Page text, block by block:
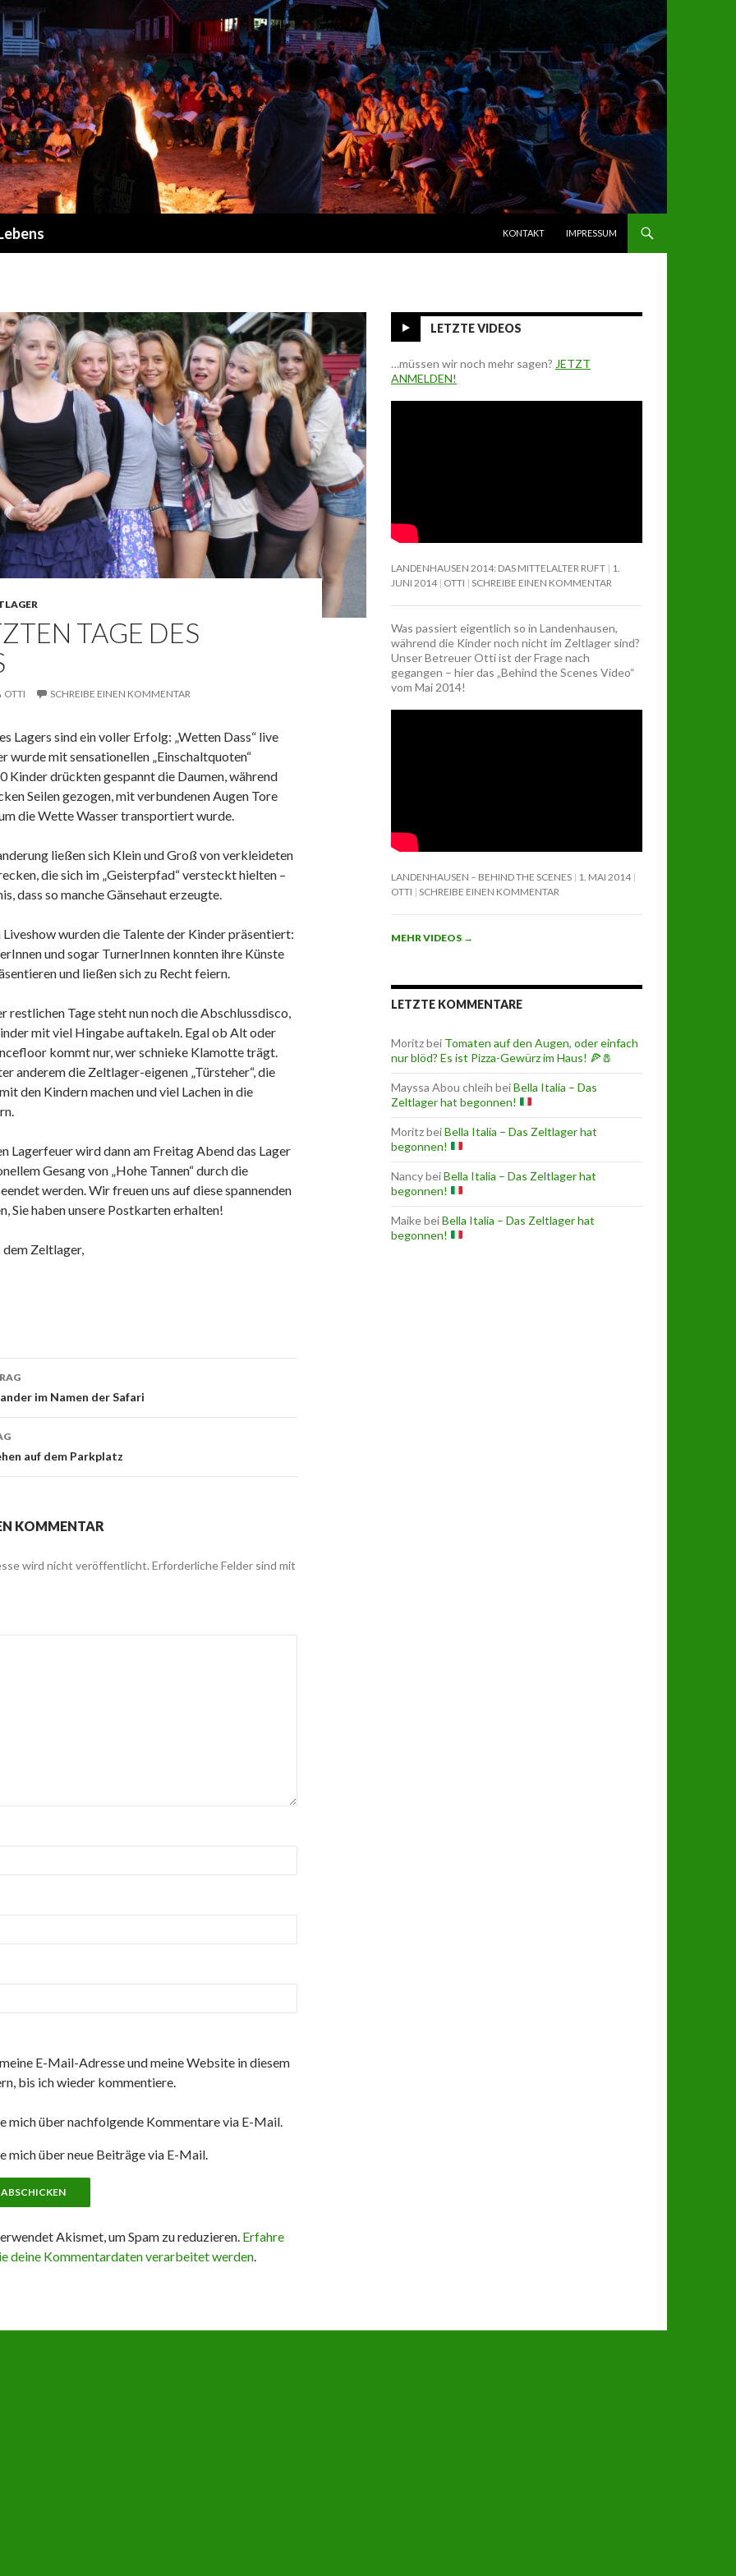
KONTAKT
IMPRESSUM
TAGE DES
OTTI SCHREIBE EINEN KOMMENTAR
Lagers sind ein voller Erfolg: „Wetten Dass“ live
wurde mit sensationellen „Einschaltquoten“
Kinder drückten gespannt die Daumen, während
Seilen gezogen, mit verbundenen Augen Tore
die Wette Wasser transportiert wurde.
ließen sich Klein und Groß von verkleideten
die sich im „Geisterpfad“ versteckt hielten –
dass so manche Gänsehaut erzeugte.
wurden die Talente der Kinder präsentiert:
und sogar TurnerInnen konnten ihre Künste
und ließen sich zu Recht feiern.
restlichen Tage steht nun noch die Abschlussdisco,
mit viel Hingabe auftakeln. Egal ob Alt oder
kommt nur, wer schnieke Klamotte trägt.
anderem die Zeltlager-eigenen „Türsteher“, die
den Kindern machen und viel Lachen in die
Lagerfeuer wird dann am Freitag Abend das Lager
Gesang von „Hohe Tannen“ durch die
werden. Wir freuen uns auf diese spannenden
Sie haben unsere Postkarten erhalten!
dem Zeltlager,
im Namen der Safari
auf dem Parkplatz
KOMMENTAR
wird nicht veröffentlicht. Erforderliche Felder sind mit
E-Mail-Adresse und meine Website in diesem
bis ich wieder kommentiere.
mich über nachfolgende Kommentare via E-Mail.
mich über neue Beiträge via E-Mail.
Akismet, um Spam zu reduzieren. Erfahre
deine Kommentardaten verarbeitet werden.
LETZTE VIDEOS
…müssen wir noch mehr sagen? JETZT
ANMELDEN!
LANDENHAUSEN 2014: DAS MITTELALTER RUFT
1.
JUNI 2014 OTTI SCHREIBE EINEN KOMMENTAR
Was passiert eigentlich so in Landenhausen,
während die Kinder noch nicht im Zeltlager sind?
Unser Betreuer Otti ist der Frage nach
gegangen – hier das „Behind the Scenes Video“
vom Mai 2014!
LANDENHAUSEN – BEHIND THE SCENES
1. MAI 2014
OTTI SCHREIBE EINEN KOMMENTAR
MEHR VIDEOS →
LETZTE KOMMENTARE
Moritzbei Tomaten auf den Augen, oder einfach
nur blöd? Es ist Pizza-Gewürz im Haus! 🍕🧂
Mayssa Abou chleih beiBella Italia – Das
Zeltlager hat begonnen!
MoritzbeiBella Italia – Das Zeltlager hat
begonnen!
NancybeiBella Italia – Das Zeltlager hat
begonnen!
MaikebeiBella Italia – Das Zeltlager hat
begonnen!